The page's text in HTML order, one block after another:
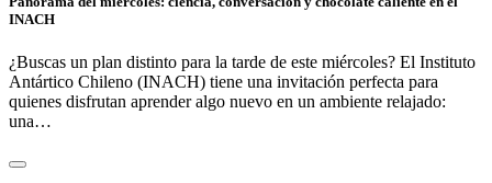
INACH
¿Buscas un plan distinto para la tarde de este miércoles? El Instituto
Antártico Chileno (INACH) tiene una invitación perfecta para
quienes disfrutan aprender algo nuevo en un ambiente relajado:
una…